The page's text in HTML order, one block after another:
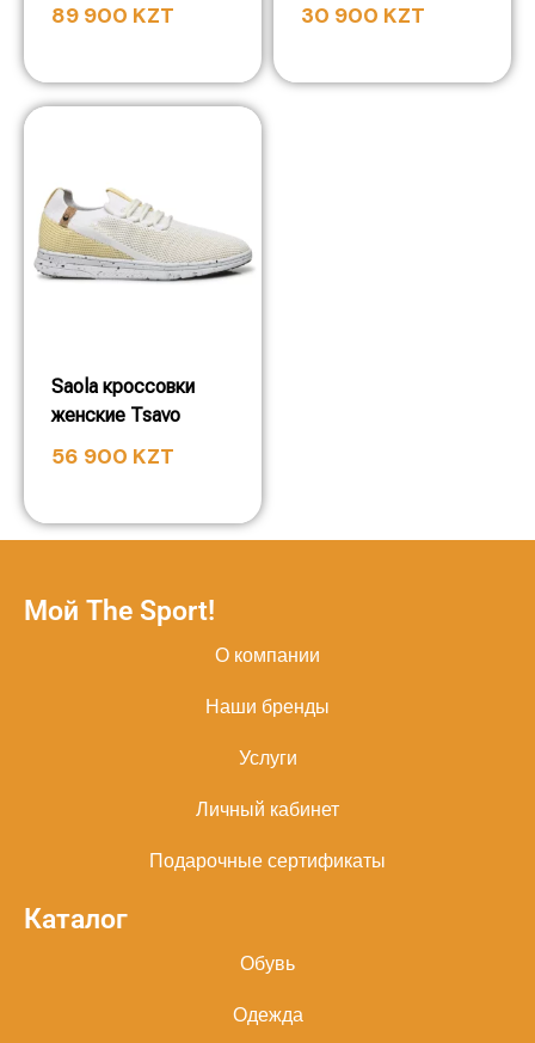
89 900 KZT 30 900 KZT
Saola кроссовки
женские Tsavo
56 900 KZT
Мой The Sport!
О компании
Наши бренды
Услуги
Личный кабинет
Подарочные сертификаты
Каталог
Обувь
Одежда